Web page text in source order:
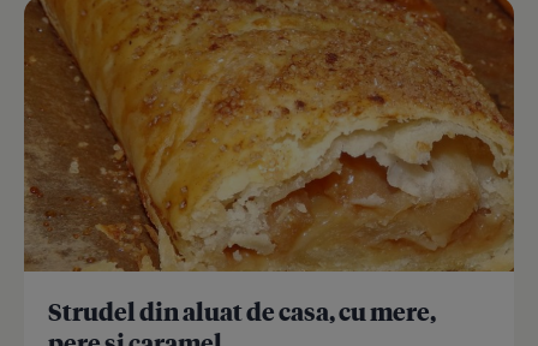
Strudel din aluat de casa, cu mere,